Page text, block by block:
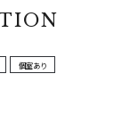
個室あり